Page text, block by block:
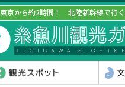
東京から約2時間！ 北陸新幹線で行